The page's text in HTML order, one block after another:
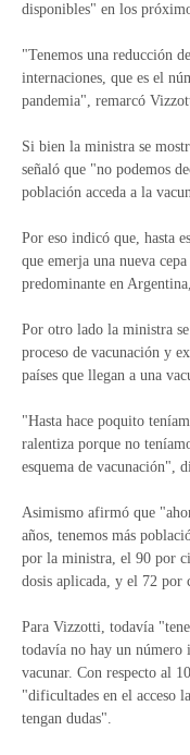
disponibles" en los
"Tenemos una reducción
internaciones, que es el
pandemia", remarcó
Si bien la ministra se
señaló que "no podemos
población acceda a la
Por eso indicó que, hasta
que emerja una nueva
predominante en
Por otro lado la ministra
proceso de vacunación y
países que llegan a una
"Hasta hace poquito
ralentiza porque no
esquema de vacunación",
Asimismo afirmó que
años, tenemos más
por la ministra, el 90 por
dosis aplicada, y el 72 por
Para Vizzotti, todavía
todavía no hay un número
vacunar. Con respecto al
"dificultades en el acceso
tengan dudas".